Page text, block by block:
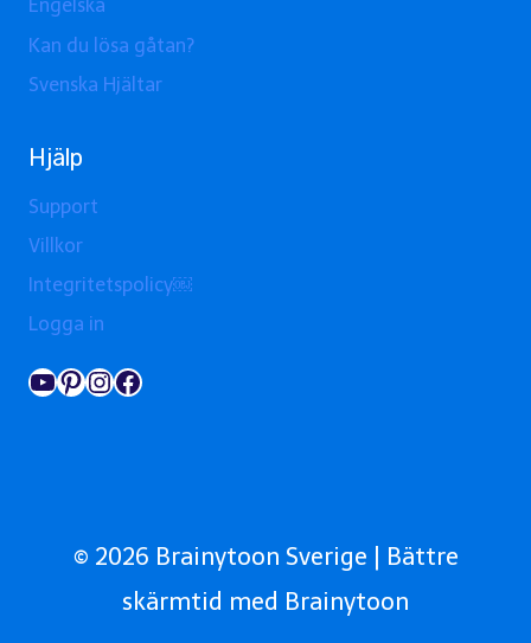
Engelska
Kan du lösa gåtan?
Svenska Hjältar
Hjälp
Support
Villkor
Integritetspolicy￼
Logga in
YouTube
Pinterest
Instagram
Facebook
© 2026 Brainytoon Sverige | Bättre
skärmtid med Brainytoon